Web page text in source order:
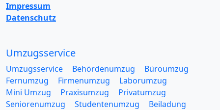
Impressum
Datenschutz
Umzugsservice
Umzugsservice Behördenumzug
Büroumzug
Fernumzug
Firmenumzug
Laborumzug
Mini Umzug
Praxisumzug
Privatumzug
Seniorenumzug
Studentenumzug
Beiladung